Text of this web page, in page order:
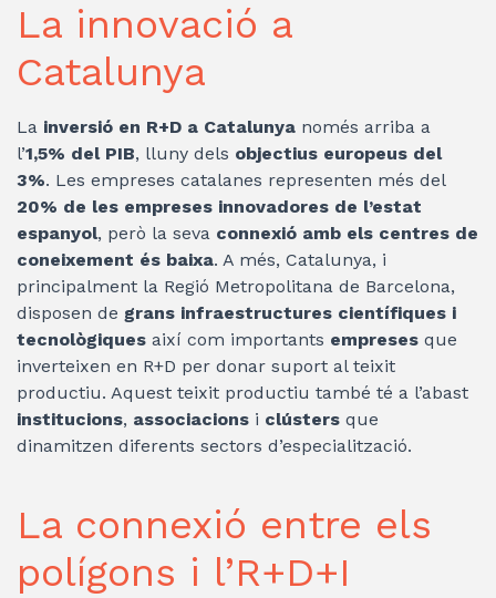
La innovació a
Catalunya
La inversió en R+D a Catalunya només arriba a
l’1,5% del PIB, lluny dels objectius europeus del
3%. Les empreses catalanes representen més del
20% de les empreses innovadores de l’estat
espanyol, però la seva connexió amb els centres de
coneixement és baixa. A més, Catalunya, i
principalment la Regió Metropolitana de Barcelona,
disposen de grans infraestructures científiques i
tecnològiques així com importants empreses que
inverteixen en R+D per donar suport al teixit
productiu. Aquest teixit productiu també té a l’abast
institucions, associacions i clústers que
dinamitzen diferents sectors d’especialització.
La connexió entre els
polígons i l’R+D+I